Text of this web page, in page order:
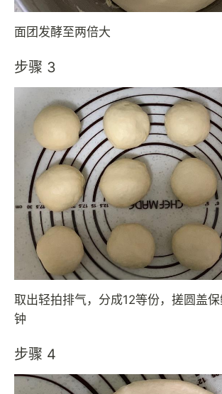
面团发酵至两倍大
步骤 3
取出轻拍排气，分成12等份，搓圆盖
钟
步骤 4